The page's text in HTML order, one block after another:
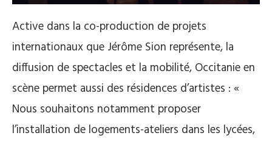
Active dans la co-production de projets
internationaux que Jérôme Sion représente, la
diffusion de spectacles et la mobilité, Occitanie en
scène permet aussi des résidences d’artistes : «
Nous souhaitons notamment proposer
l’installation de logements-ateliers dans les lycées,